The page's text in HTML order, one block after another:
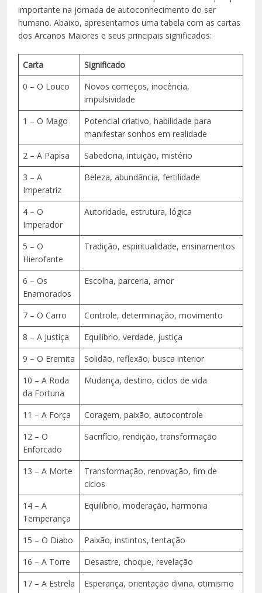
importante na jornada de autoconhecimento do ser
humano. Abaixo, apresentamos uma tabela com as cartas
dos Arcanos Maiores e seus principais significados:
Carta
Significado
0 – O Louco
Novos começos, inocência,
impulsividade
1 – O Mago
Potencial criativo, habilidade para
manifestar sonhos em realidade
2 – A Papisa
Sabedoria, intuição, mistério
3 – A
Imperatriz
Beleza, abundância, fertilidade
4 – O
Imperador
Autoridade, estrutura, lógica
5 – O
Hierofante
Tradição, espiritualidade, ensinamentos
6 – Os
Enamorados
Escolha, parceria, amor
7 – O Carro
Controle, determinação, movimento
8 – A Justiça
Equilíbrio, verdade, justiça
9 – O Eremita
Solidão, reflexão, busca interior
10 – A Roda
da Fortuna
Mudança, destino, ciclos de vida
11 – A Força
Coragem, paixão, autocontrole
12 – O
Enforcado
Sacrifício, rendição, transformação
13 – A Morte
Transformação, renovação, fim de
ciclos
14 – A
Temperança
Equilíbrio, moderação, harmonia
15 – O Diabo
Paixão, instintos, tentação
16 – A Torre
Desastre, choque, revelação
17 – A Estrela
Esperança, orientação divina, otimismo